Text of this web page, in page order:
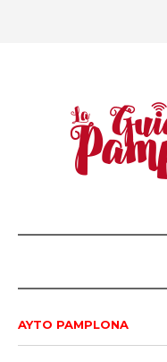
AYTO PAMPLONA